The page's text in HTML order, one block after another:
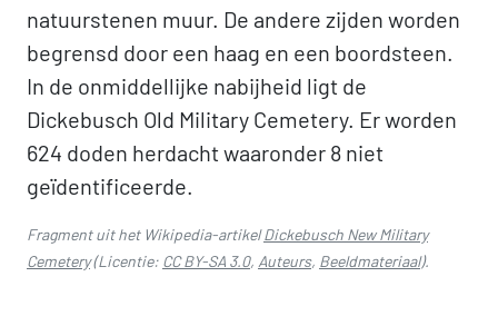
natuurstenen muur. De andere zijden worden
begrensd door een haag en een boordsteen.
In de onmiddellijke nabijheid ligt de
Dickebusch Old Military Cemetery. Er worden
624 doden herdacht waaronder 8 niet
geïdentificeerde.
Fragment uit het Wikipedia-artikelDickebusch New Military
Cemetery(Licentie: CC BY-SA 3.0, Auteurs, Beeldmateriaal).